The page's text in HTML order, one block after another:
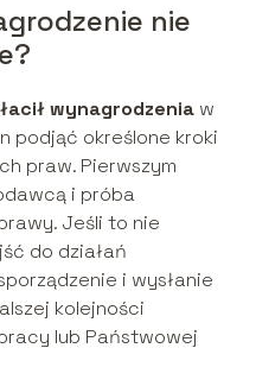
nie
wynagrodzeniaw
podjąć określone kroki
praw. Pierwszym
i próba
Jeśli to nie
do działań
i wysłanie
kolejności
lub Państwowej